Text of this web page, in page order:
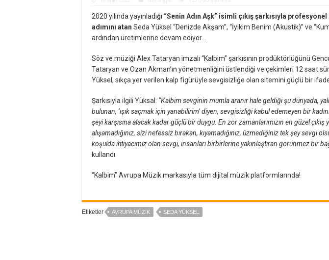
2020 yılında yayınladığı “Senin Adın Aşk” isimli çıkış şarkısıyla
adımını atan Seda Yüksel “Denizde Akşam”, “İyikim Benim (Akustik)” ve “Kum
ardından üretimlerine devam ediyor…
Söz ve müziği Alex Tataryan imzalı “Kalbim” şarkısının prodüktörlüğünü
Tataryan ve Ozan Akman’ın yönetmenliğini üstlendiği ve çekimleri 12 saat
Yüksel, sıkça yer verilen kalp figürüyle sevgisizliğe olan sitemini güçlü bir
Şarkısıyla ilgili Yüksal: “Kalbim sevginin mumla aranır hale geldiği şu dünyada,
bulunan, ‘ışık saçmak için yanabilirim’ diyen, sevgisizliği kabul edemeyen bir
şeyi karşısına alacak kadar güçlü bir duygu. En zor zamanlarımızın en güzel çıkış
alışamadığınız, sizi nefessiz bırakan, kıyamadığınız, üzmediğiniz tek şey sevgi
koşulda ihtiyacımız olan sevgi, insanları birbirlerine yakınlaştıran görünmez bir
kullandı.
“Kalbim” Avrupa Müzik markasıyla tüm dijital müzik platformlarında!
Etiketler AVRUPA MÜZIK SEDA YÜKSEL